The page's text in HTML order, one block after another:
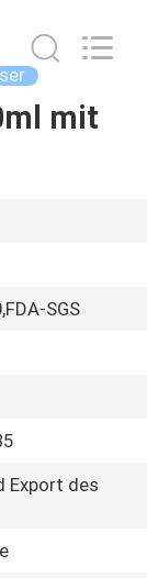
mit
SGS
Export des